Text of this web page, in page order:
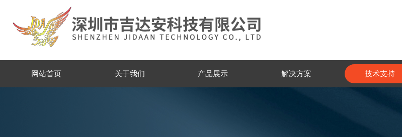
网站首页 关于我们 产品展示 解决方案 技术支持